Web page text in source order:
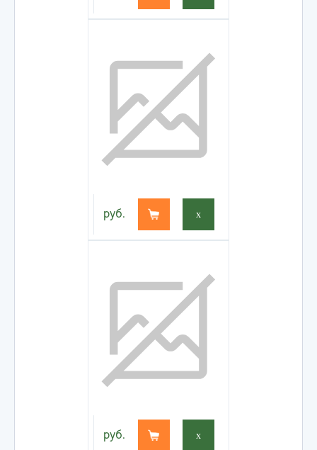
руб. x
руб. x